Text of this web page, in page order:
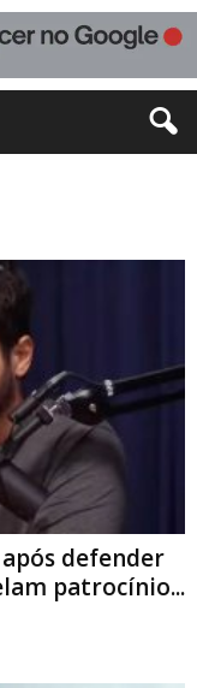
defender
patrocínio...